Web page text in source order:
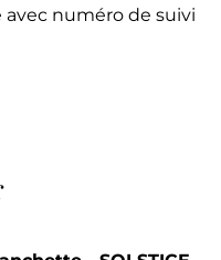
avec numéro de suivi